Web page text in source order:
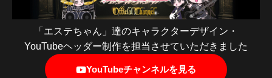
「エステちゃん」達のキャラクターデザイン・
YouTubeヘッダー制作を担当させていただきました
YouTubeチャンネルを見る